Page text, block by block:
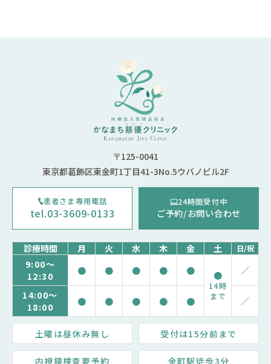
〒125-0041
東京都葛飾区東金町1丁目41-3No.5ウバノビル2F
患者さま専用電話
tel.03-3609-0133
24時間受付中
ご予約/お問い合わせ
診療時間 月 火 水 木 金 土 日/祝
9:00～
12:30
● ● ● ● ● ●
14時
まで
／
14:00～
18:00
● ● ● ● ● ／
土曜は昼休み無し 受付は15分前まで
内視鏡検査要予約 金町駅徒歩3分